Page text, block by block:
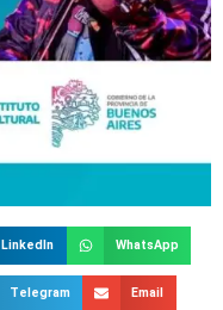
LinkedIn WhatsApp
Telegram Email